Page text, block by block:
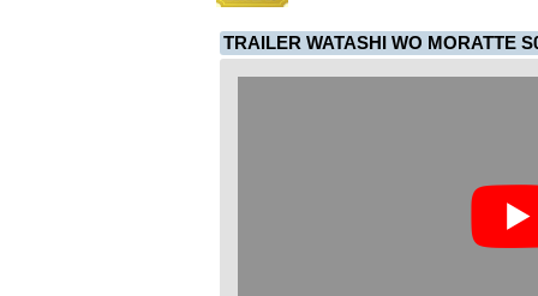
TRAILER WATASHI WO MORATTE